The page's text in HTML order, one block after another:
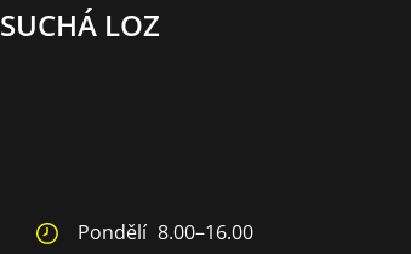
SUCHÁ LOZ
Pondělí 8.00–16.00